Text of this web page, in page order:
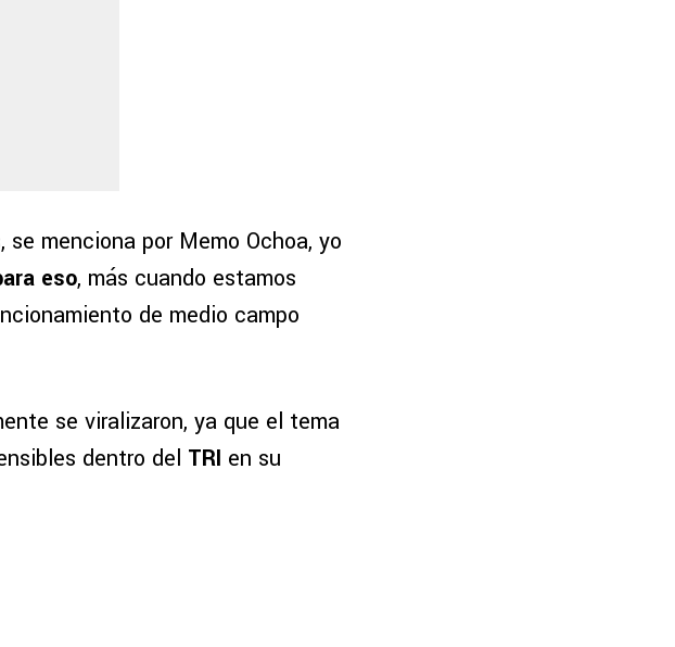
menciona por Memo Ochoa, yo
eso, más cuando estamos
de medio campo
se viralizaron, ya que el tema
dentro del TRI en su